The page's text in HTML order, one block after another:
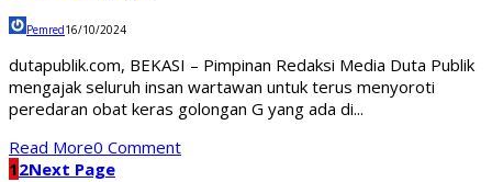
Pemred16/10/2024
dutapublik.com, BEKASI – Pimpinan Redaksi Media Duta Publik
mengajak seluruh insan wartawan untuk terus menyoroti
peredaran obat keras golongan G yang ada di...
Read More0 Comment
12Next Page